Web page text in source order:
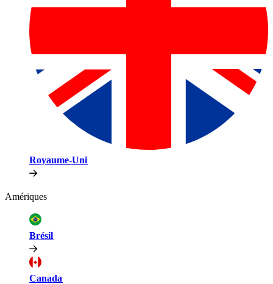
Royaume-Uni​​
Amériques​​
Brésil​​
Canada​​